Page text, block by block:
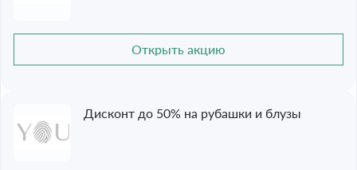
Открыть акцию
Дисконт до 50% на рубашки и блузы